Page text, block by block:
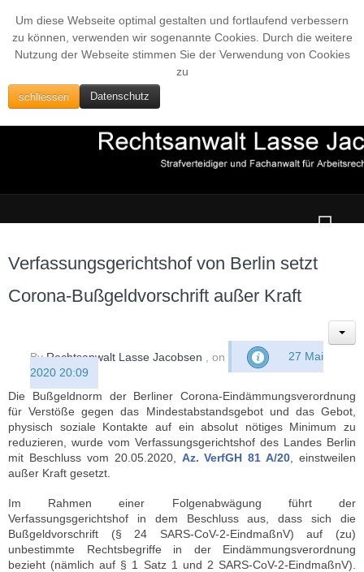
Um diese Webseite optimal gestalten und fortlaufend verbessern
zu können, verwenden wir sogenannte Cookies. Durch die weitere
Nutzung der Webseite stimmen Sie der Verwendung von Cookies
zu
schliessen Datenschutz
Verfassungsgerichtshof von Berlin setzt
Corona-Bußgeldvorschrift außer Kraft
ByRechtsanwalt Lasse Jacobsen , on
27 Mai
2020 20:09
Die Bußgeldnorm der Berliner Corona-Eindämmungsverordnung
für Verstöße gegen das Mindestabstandsgebot und das Gebot,
physisch soziale Kontakte auf ein absolut nötiges Minimum zu
reduzieren, wurde vom Verfassungsgerichtshof des Landes Berlin
mit Beschluss vom 20.05.2020, Az. VerfGH 81 A/20 , einstweilen
außer Kraft gesetzt.
Im Rahmen einer Folgenabwägung führt der
Verfassungsgerichtshof in dem Beschluss aus, dass sich die
Bußgeldvorschrift (§ 24 SARS-CoV-2-EindmaßnV) auf (zu)
unbestimmte Rechtsbegriffe in der Eindämmungsverordnung
bezieht (nämlich auf § 1 Satz 1 und 2 SARS-CoV-2-EindmaßnV).